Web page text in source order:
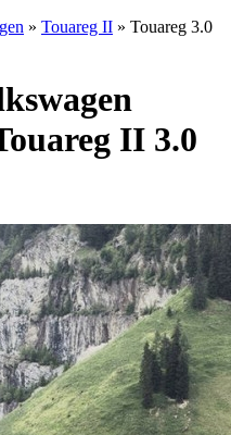
» Touareg II » Touareg 3.0
II 3.0